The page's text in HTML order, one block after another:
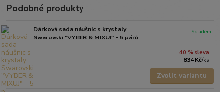
Podobné produkty
Dárková sada náušnic s krystaly
Swarovski "VYBER & MIXUJ" - 5 párů
40 % sleva
834 Kč/ks
Skladem
Zvolit variantu